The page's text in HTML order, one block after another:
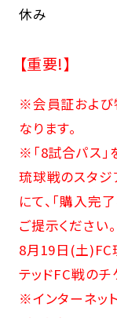
休み
【重要!】
※会員証および
なります。
※「8試合パス
琉球戦のスタジ
にて、「購入完
ご提示ください。
8月19日(土)FC
テッドFC戦のチ
※インターネッ